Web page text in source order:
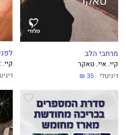
מרחבי הלב
קיי. איי. טאקר
דיגיטלי 35 ₪